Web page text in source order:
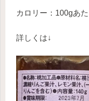
カロリー：100gあ
詳しくは↓